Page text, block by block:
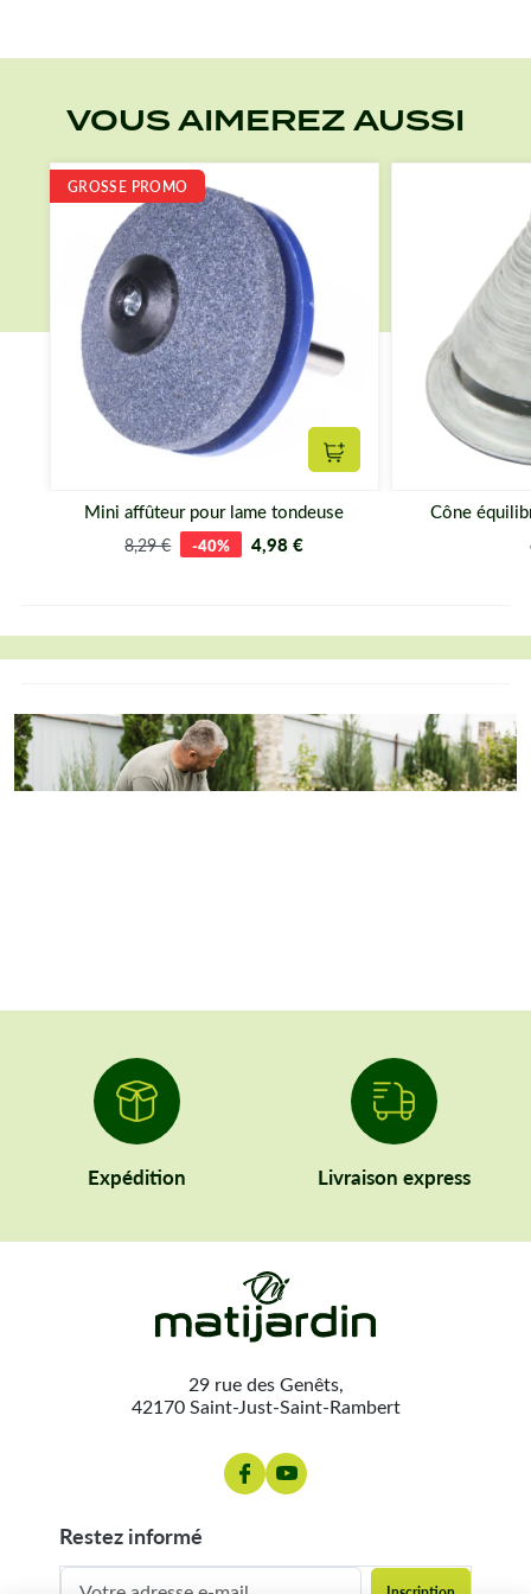
VOUS AIMEREZ AUSSI
GROSSE PROMO
Ajouter au panier
Mini affûteur pour lame tondeuse
8,29 € -40% 4,98 €
Cône
Expédition Livraison express
29 rue des Genêts,
42170 Saint-Just-Saint-Rambert
restez informé